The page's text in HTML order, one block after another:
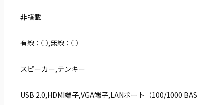
非搭載
有線：○,無線：○
スピーカー,テンキー
USB 2.0,HDMI端子,VGA端子,LANポート（100/1000